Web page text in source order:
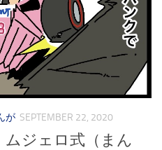
が SEPTEMBER 22, 2020
ムジェロ式（まん